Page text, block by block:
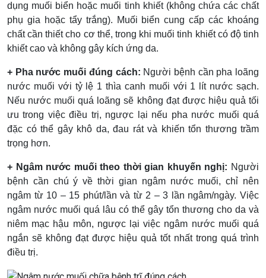
dụng muối biển hoặc muối tinh khiết (không chứa các chất
phụ gia hoặc tẩy trắng). Muối biển cung cấp các khoáng
chất cần thiết cho cơ thể, trong khi muối tinh khiết có độ tinh
khiết cao và không gây kích ứng da.
+ Pha nước muối đúng cách: Người bệnh cần pha loãng
nước muối với tỷ lệ 1 thìa canh muối với 1 lít nước sạch.
Nếu nước muối quá loãng sẽ không đạt được hiệu quả tối
ưu trong việc điều trị, ngược lại nếu pha nước muối quá
đặc có thể gây khô da, đau rát và khiến tổn thương trầm
trọng hơn.
+ Ngâm nước muối theo thời gian khuyến nghị: Người
bệnh cần chú ý về thời gian ngâm nước muối, chỉ nên
ngâm từ 10 – 15 phút/lần và từ 2 – 3 lần ngâm/ngày. Việc
ngâm nước muối quá lâu có thể gây tổn thương cho da và
niêm mạc hậu môn, ngược lại việc ngâm nước muối quá
ngắn sẽ không đạt được hiệu quả tốt nhất trong quá trình
điều trị.